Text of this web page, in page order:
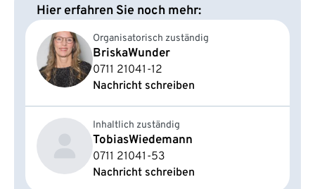
Hier erfahren Sie noch mehr:
Organisatorisch zuständig
BriskaWunder
0711 21041-12
Nachricht schreiben
Inhaltlich zuständig
TobiasWiedemann
0711 21041-53
Nachricht schreiben